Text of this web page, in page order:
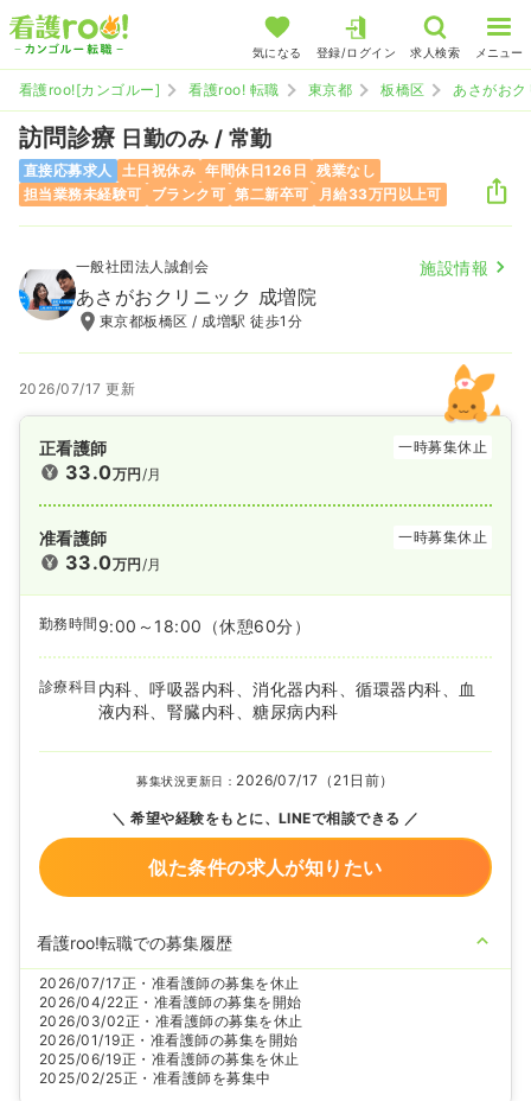
気になる 登録/ログイン 求人検索 メニュー
看護roo![カンゴルー] 看護roo! 転職 東京都 板橋区 あさがお
訪問診療 日勤のみ / 常勤
直接応募求人 土日祝休み 年間休日126日
残業なし
担当業務未経験可
ブランク可 第二新卒可 月給33万円以上可
一般社団法人誠創会 施設情報
あさがおクリニック 成増院
東京都板橋区 / 成増駅 徒歩1分
2026/07/17 更新
正看護師 一時募集休止
33.0万円/月
准看護師 一時募集休止
33.0万円/月
勤務時間 9:00～18:00 （休憩60分）
診療科目 内科、呼吸器内科、消化器内科、循環器内科、血
液内科、腎臓内科、糖尿病内科
募集状況更新日： 2026/07/17（21日前）
希望や経験をもとに、LINEで相談できる
似た条件の求人が知りたい
看護roo!転職での募集履歴
2026/07/17正・准看護師の募集を休止
2026/04/22正・准看護師の募集を開始
2026/03/02正・准看護師の募集を休止
2026/01/19正・准看護師の募集を開始
2025/06/19正・准看護師の募集を休止
2025/02/25正・准看護師を募集中